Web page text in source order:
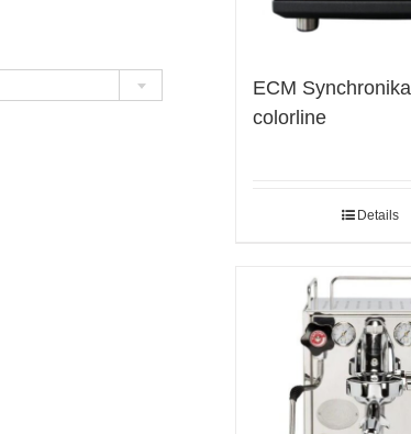
ECM Synchronika
colorline
Details
